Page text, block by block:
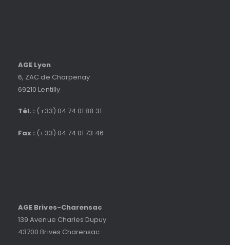
AGE Lyon
6, ZAC de Charpenay
69210 Lentilly
Tél. : (+33) 04 74 01 88 31
Fax : (+33) 04 74 01 73 46
AGE Brives-Charensac
139 Avenue Charles Dupuy
43700 Brives Charensac